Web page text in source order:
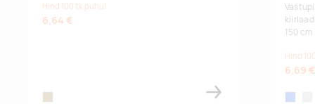
Hind 100 tk puhul
6,64 €
150 cm
Hind
6,69 €